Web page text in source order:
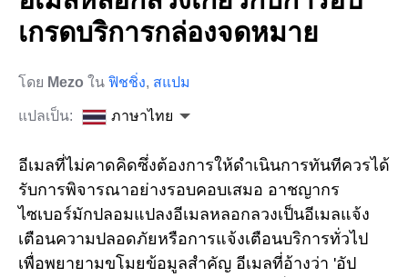
เกรดบริการกล่องจดหมาย
โดย Mezo ใน ฟิชชิ่ง, สแปม
แปลเป็น: ภาษาไทย
อีเมลที่ไม่คาดคิดซึ่งต้องการให้ดำเนินการทันทีควรได้
รับการพิจารณาอย่างรอบคอบเสมอ อาชญากร
ไซเบอร์มักปลอมแปลงอีเมลหลอกลวงเป็นอีเมลแจ้ง
เตือนความปลอดภัยหรือการแจ้งเตือนบริการทั่วไป
เพื่อพยายามขโมยข้อมูลสำคัญ อีเมลที่อ้างว่า 'อัป